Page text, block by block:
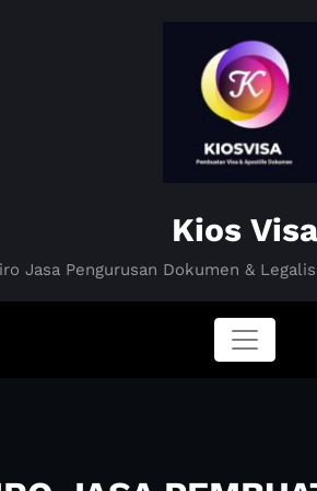
Kios Visa
Jasa Pengurusan Dokumen &